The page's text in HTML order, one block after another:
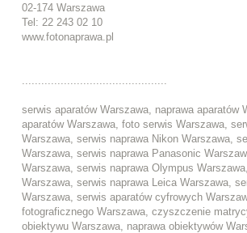
02-174 Warszawa
Tel: 22 243 02 10
www.fotonaprawa.pl
serwis aparatów Warszawa, naprawa aparatów
aparatów Warszawa, foto serwis Warszawa,
Warszawa, serwis naprawa Nikon Warszawa,
Warszawa, serwis naprawa Panasonic
Warszawa, serwis naprawa Olympus
Warszawa, serwis naprawa Leica Warszawa,
Warszawa, serwis aparatów cyfrowych
fotograficznego Warszawa, czyszczenie
obiektywu Warszawa, naprawa obiektywów